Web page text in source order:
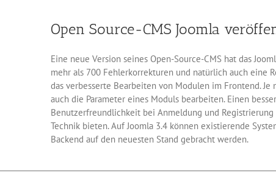
Open Source-CMS Joomla
Eine neue Version seines Open-Source-CMS hat das
mehr als 700 Fehlerkorrekturen und natürlich auch eine
das verbesserte Bearbeiten von Modulen im Frontend.
auch die Parameter eines Moduls bearbeiten. Einen
Benutzerfreundlichkeit bei Anmeldung und
Technik bieten. Auf Joomla 3.4 können existierende
Backend auf den neuesten Stand gebracht werden.